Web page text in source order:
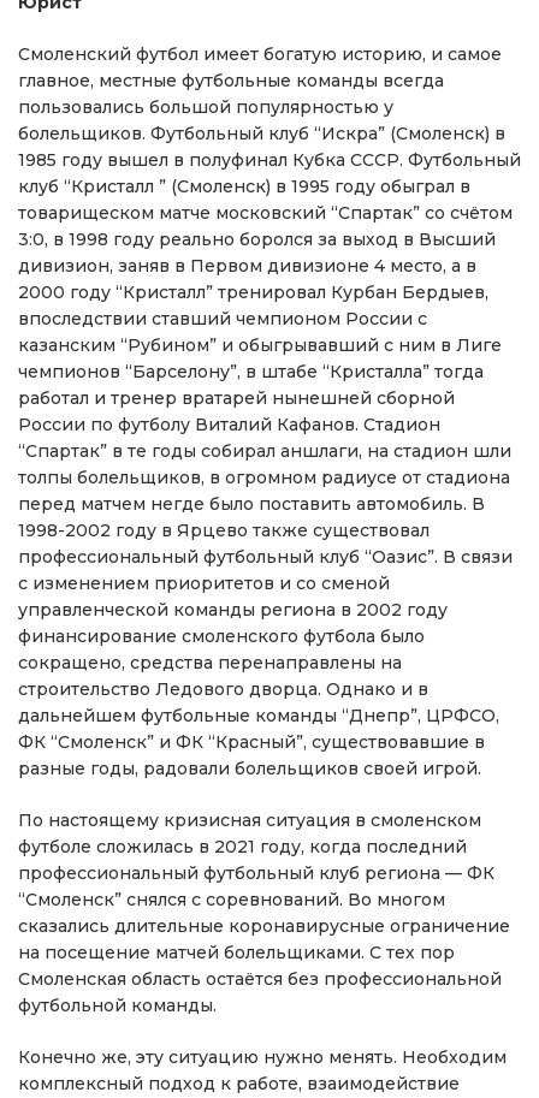
Смоленский футбол имеет богатую историю, и самое
главное, местные футбольные команды всегда
пользовались большой популярностью у
болельщиков. Футбольный клуб “Искра” (Смоленск) в
1985 году вышел в полуфинал Кубка СССР. Футбольный
клуб “Кристалл ” (Смоленск) в 1995 году обыграл в
товарищеском матче московский “Спартак” со счётом
3:0, в 1998 году реально боролся за выход в Высший
дивизион, заняв в Первом дивизионе 4 место, а в
2000 году “Кристалл” тренировал Курбан Бердыев,
впоследствии ставший чемпионом России с
казанским “Рубином” и обыгрывавший с ним в Лиге
чемпионов “Барселону”, в штабе “Кристалла” тогда
работал и тренер вратарей нынешней сборной
России по футболу Виталий Кафанов. Стадион
“Спартак” в те годы собирал аншлаги, на стадион шли
толпы болельщиков, в огромном радиусе от стадиона
перед матчем негде было поставить автомобиль. В
1998-2002 году в Ярцево также существовал
профессиональный футбольный клуб “Оазис”. В связи
с изменением приоритетов и со сменой
управленческой команды региона в 2002 году
финансирование смоленского футбола было
сокращено, средства перенаправлены на
строительство Ледового дворца. Однако и в
дальнейшем футбольные команды “Днепр”, ЦРФСО,
ФК “Смоленск” и ФК “Красный”, существовавшие в
разные годы, радовали болельщиков своей игрой.
По настоящему кризисная ситуация в смоленском
футболе сложилась в 2021 году, когда последний
профессиональный футбольный клуб региона — ФК
“Смоленск” снялся с соревнований. Во многом
сказались длительные коронавирусные ограничение
на посещение матчей болельщиками. С тех пор
Смоленская область остаётся без профессиональной
футбольной команды.
Конечно же, эту ситуацию нужно менять. Необходим
комплексный подход к работе, взаимодействие